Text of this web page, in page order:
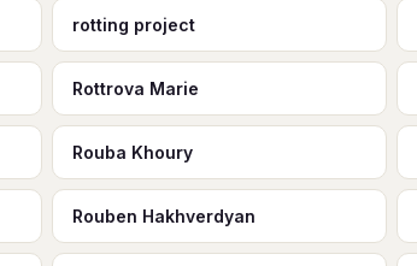
rotting project
Rottrova Marie
Rouba Khoury
Rouben Hakhverdyan